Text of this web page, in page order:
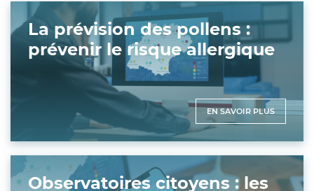
La prévision des pollens :
prévenir le risque allergique
EN SAVOIR PLUS
Observatoires citoyens : les